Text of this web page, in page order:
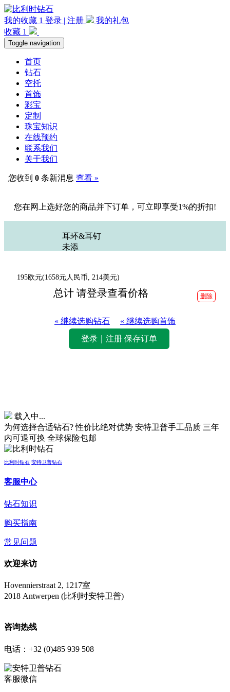
我的收藏 1 登录 | 注册
我的礼包
收藏 1
Toggle navigation
首页
钻石
空托
首饰
彩宝
定制
珠宝知识
在线预约
联系我们
关于我们
您收到 0 条新消息 查看 »
您在网上选好您的商品并下订单，可立即享受1%的折扣!
耳环&耳钉
未添
195欧元(1658元人民币, 214美元)
删除
总计 请登录查看价格
« 继续选购钻石
« 继续选购首饰
登录｜注册 保存订单
载入中...
为何选择合适钻石? 性价比绝对优势 安特卫普手工品质 三年
内可退可换 全球保险包邮
比利时钻石 安特卫普钻石
客服中心
钻石知识
购买指南
常见问题
欢迎来访
Hovennierstraat 2, 1217室
2018 Antwerpen (比利时安特卫普)
咨询热线
电话：+32 (0)485 939 508
客服微信